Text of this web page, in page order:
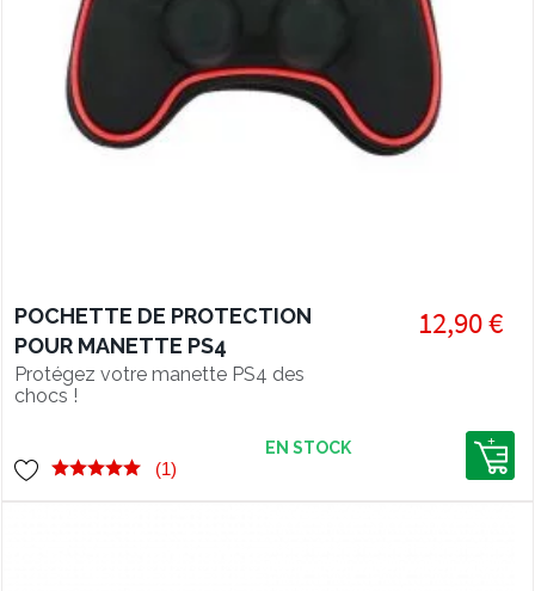
POCHETTE DE PROTECTION
POUR MANETTE PS4
Protégez votre manette PS4 des
chocs !
12,90 €
(1)
EN STOCK